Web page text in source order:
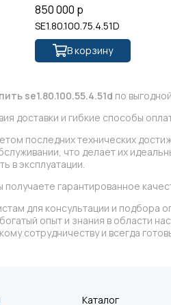
850 000 р
SE1.80.100.75.4.51D
В корзину
se1.80.100.55.4.51d по
доставки и гибкие способы
последних технических
что делает их
в эксплуатации.
получаете гарантированное
для консультации и подбора
опыт и знания в области
сотрудничеству и всегда
Каталог